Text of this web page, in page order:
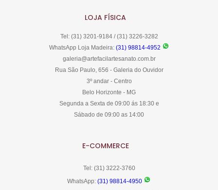
LOJA FÍSICA
Tel: (31) 3201-9184 / (31) 3226-3282
WhatsApp Loja Madeira: (31) 98814-4952
galeria@artefacilartesanato.com.br
Rua São Paulo, 656 - Galeria do Ouvidor
3º andar - Centro
Belo Horizonte - MG
Segunda a Sexta de 09:00 ás 18:30 e
Sábado de 09:00 as 14:00
E-COMMERCE
Tel: (31) 3222-3760
WhatsApp: (31) 98814-4950